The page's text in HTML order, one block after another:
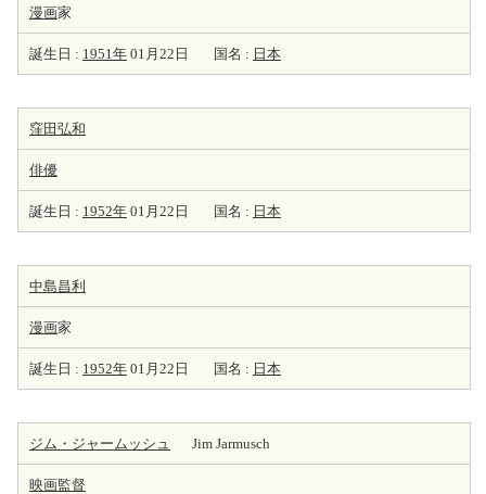
漫画家
誕生日 : 1951年 01月22日 国名 : 日本
窪田弘和
俳優
誕生日 : 1952年 01月22日 国名 : 日本
中島昌利
漫画家
誕生日 : 1952年 01月22日 国名 : 日本
ジム・ジャームッシュ Jim Jarmusch
映画監督